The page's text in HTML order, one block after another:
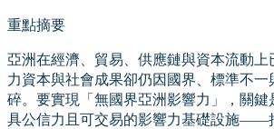
重點摘要
亞洲在經濟、貿易、供應鏈與資本流動
力資本與社會成果卻仍因國界、標準不一
碎。要實現「無國界亞洲影響力」，關鍵
具公信力且可交易的影響力基礎設施——